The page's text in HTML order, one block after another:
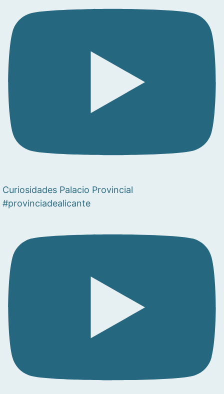
Curiosidades Palacio Provincial
#provinciadealicante